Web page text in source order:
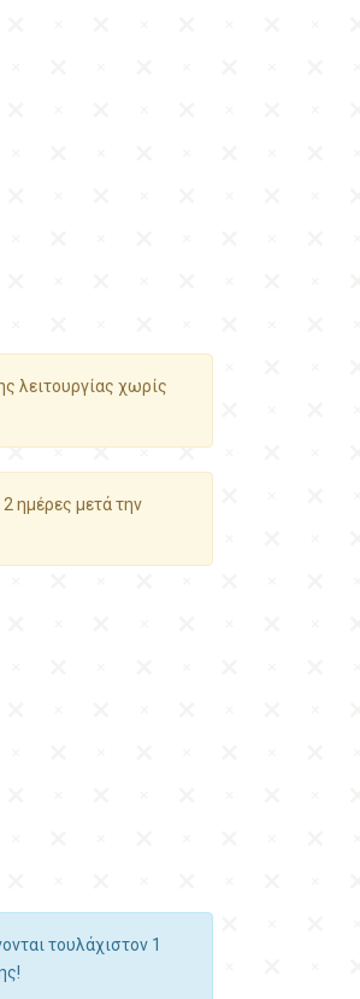
λειτουργίας χωρίς
ημέρες μετά την
τουλάχιστον 1